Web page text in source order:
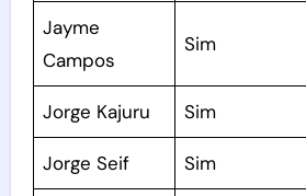
Jayme
Campos
Sim
Jorge Kajuru Sim
Jorge Seif Sim